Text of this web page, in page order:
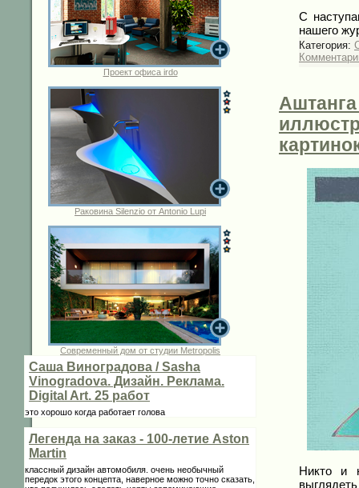
Проект офиса irdo
Раковина Silenzio от Antonio Lupi
Современный дом от студии Metropolis
Саша Виноградова / Sasha
Vinogradova. Дизайн. Реклама.
Digital Art. 25 работ
это хорошо когда работает голова
Легенда на заказ - 100-летие Aston
Martin
классный дизайн автомобиля. очень необычный
передок этого концепта, наверное можно точно сказать,
С
нашего
Категория:
Никто и